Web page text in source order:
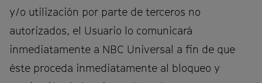
y/o utilización por parte de terceros no
autorizados, el Usuario lo comunicará
inmediatamente a NBC Universal a fin de que
éste proceda inmediatamente al bloqueo y